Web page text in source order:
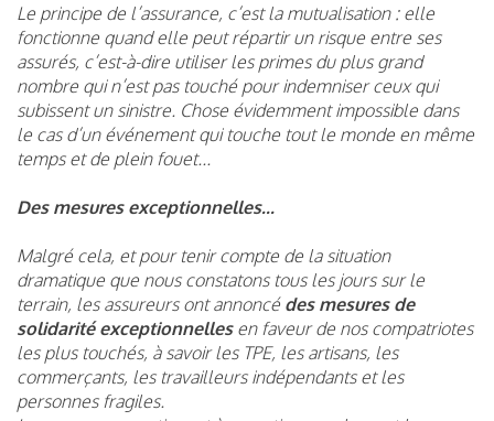
Le principe de l’assurance, c’est la mutualisation : elle
fonctionne quand elle peut répartir un risque entre ses
assurés, c’est-à-dire utiliser les primes du plus grand
nombre qui n’est pas touché pour indemniser ceux qui
subissent un sinistre. Chose évidemment impossible dans
le cas d’un événement qui touche tout le monde en même
temps et de plein fouet...
Des mesures exceptionnelles...
Malgré cela, et pour tenir compte de la situation
dramatique que nous constatons tous les jours sur le
terrain, les assureurs ont annoncé des mesures de
solidarité exceptionnelles en faveur de nos compatriotes
les plus touchés, à savoir les TPE, les artisans, les
commerçants, les travailleurs indépendants et les
personnes fragiles.